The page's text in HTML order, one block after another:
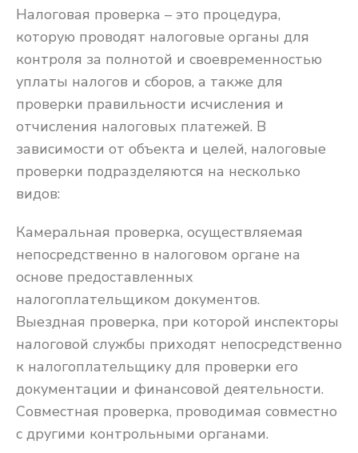
Налоговая проверка – это процедура,
которую проводят налоговые органы для
контроля за полнотой и своевременностью
уплаты налогов и сборов, а также для
проверки правильности исчисления и
отчисления налоговых платежей. В
зависимости от объекта и целей, налоговые
проверки подразделяются на несколько
видов:
Камеральная проверка, осуществляемая
непосредственно в налоговом органе на
основе предоставленных
налогоплательщиком документов.
Выездная проверка, при которой инспекторы
налоговой службы приходят непосредственно
к налогоплательщику для проверки его
документации и финансовой деятельности.
Совместная проверка, проводимая совместно
с другими контрольными органами.